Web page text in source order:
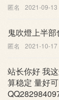
匿名 2021-09-
鬼吹燈上半
匿名 2021-10-17
站长你好 我
算稳定 量好